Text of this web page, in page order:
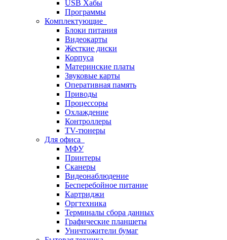
USB Хабы
Программы
Комплектующие
Блоки питания
Видеокарты
Жесткие диски
Корпуса
Материнские платы
Звуковые карты
Оперативная память
Приводы
Процессоры
Охлаждение
Контроллеры
TV-тюнеры
Для офиса
МФУ
Принтеры
Сканеры
Видеонаблюдение
Бесперебойное питание
Картриджи
Оргтехника
Терминалы сбора данных
Графические планшеты
Уничтожители бумаг